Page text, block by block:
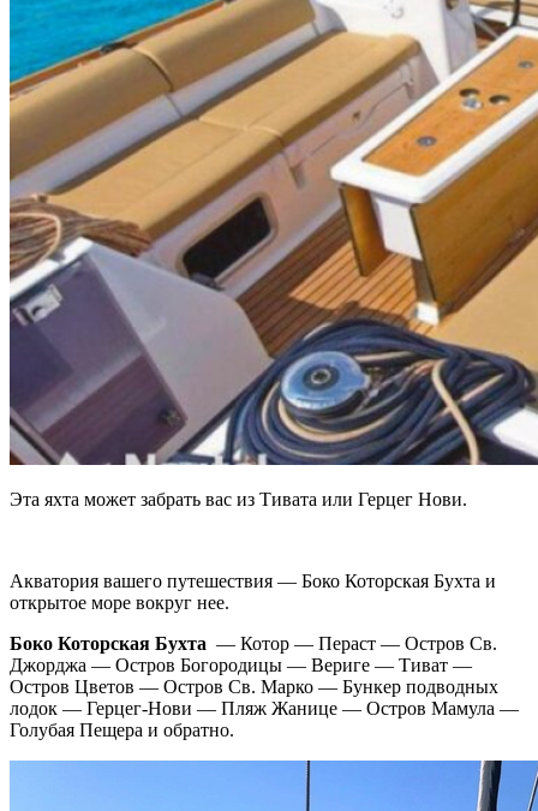
Эта яхта может забрать вас из Тивата или Герцег Нови.
Акватория вашего путешествия — Боко Которская Бухта и
открытое море вокруг нее.
Боко Которская Бухта — Котор — Пераст — Остров Св.
Джорджа — Остров Богородицы — Вериге — Тиват —
Остров Цветов — Остров Св. Марко — Бункер подводных
лодок — Герцег-Нови — Пляж Жанице — Остров Мамула —
Голубая Пещера и обратно.